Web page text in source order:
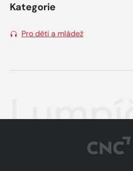
Kategorie
Pro děti a mládež